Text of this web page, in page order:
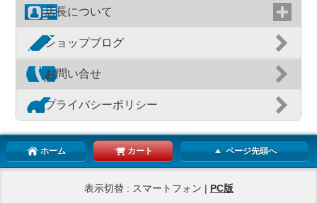
店長について
ショップブログ
お問い合せ
プライバシーポリシー
ホーム カート ページ先頭へ
表示切替 : スマートフォン | PC版